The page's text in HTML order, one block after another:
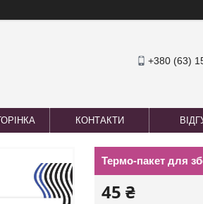
+380 (63)
КОНТАКТИ
Термо-пакет для
45 ₴